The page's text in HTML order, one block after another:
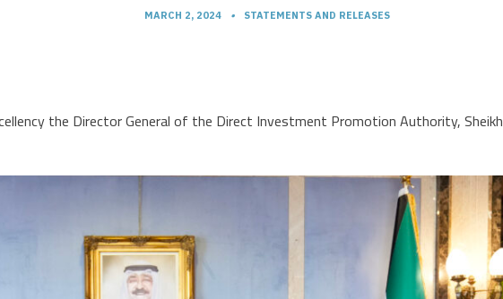
MARCH 2, 2024 • STATEMENTS AND RELEASES
the Director General of the Direct Investment Promotion Authority, Sheikh